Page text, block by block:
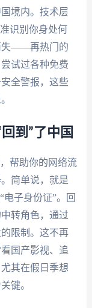
境内。技术层
识别你身处何
失——再热门的
试过各种免费
全警报，这些
到”了中国
帮助你的网络流
简单说，就是
子身份证”。回
转角色，通过
限制。这不再
国产影视、追
其在假日季想
键。